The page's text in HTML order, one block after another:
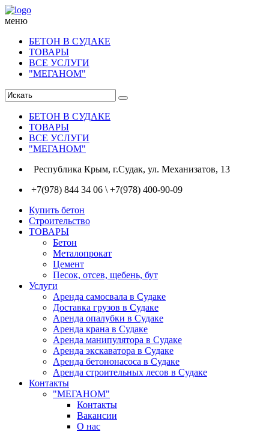
меню
БЕТОН В СУДАКЕ
ТОВАРЫ
ВСЕ УСЛУГИ
"МЕГАНОМ"
БЕТОН В СУДАКЕ
ТОВАРЫ
ВСЕ УСЛУГИ
"МЕГАНОМ"
Республика Крым, г.Судак, ул. Механизатов, 13
+7(978) 844 34 06 \ +7(978) 400-90-09
Купить бетон
Строительство
ТОВАРЫ
Бетон
Металопрокат
Цемент
Песок, отсев, щебень, бут
Услуги
Аренда самосвала в Судаке
Доставка грузов в Судаке
Аренда опалубки в Судаке
Аренда крана в Судаке
Аренда манипулятора в Судаке
Аренда экскаватора в Судаке
Аренда бетононасоса в Судаке
Аренда строительных лесов в Судаке
Контакты
"МЕГАНОМ"
Контакты
Вакансии
О нас